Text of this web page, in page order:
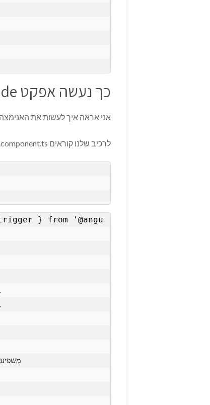
כך נעשה אפקט fade –
אני אראה איך לעשות את
לרכיב שלנו קוראים class-comp.component.ts
} from '@angu